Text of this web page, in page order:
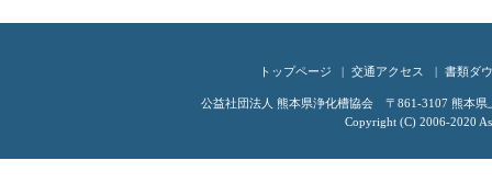
トップページ 交通アクセス 書類ダ
公益社団法人 熊本県浄化槽協会 〒861-3107 熊本
Copyright (C) 2006-2020